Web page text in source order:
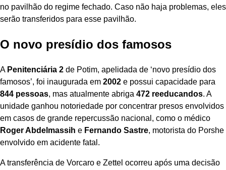
no pavilhão do regime fechado. Caso não haja problemas, eles
serão transferidos para esse pavilhão.
O novo presídio dos famosos
A Penitenciária 2 de Potim, apelidada de ‘novo presídio dos
famosos’, foi inaugurada em 2002 e possui capacidade para
844 pessoas, mas atualmente abriga 472 reeducandos. A
unidade ganhou notoriedade por concentrar presos envolvidos
em casos de grande repercussão nacional, como o médico
Roger Abdelmassih e Fernando Sastre, motorista do Porshe
envolvido em acidente fatal.
A transferência de Vorcaro e Zettel ocorreu após uma decisão